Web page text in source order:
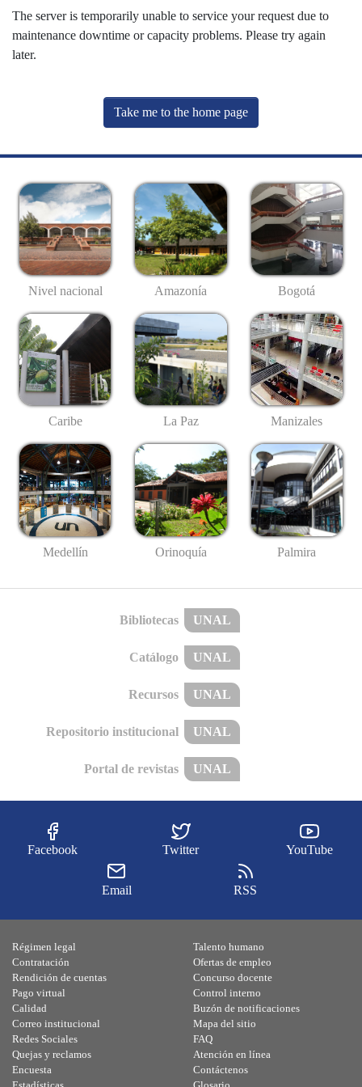
The server is temporarily unable to service your request due to
maintenance downtime or capacity problems. Please try again
later.
Take me to the home page
Nivel nacional Amazonía Bogotá
Caribe La Paz Manizales
Medellín Orinoquía Palmira
Bibliotecas UNAL
Catálogo UNAL
Recursos UNAL
Repositorio institucional UNAL
Portal de revistas UNAL
Facebook Twitter YouTube
Email RSS
Régimen legal
Contratación
Rendición de cuentas
Pago virtual
Calidad
Talento humano
Ofertas de empleo
Concurso docente
Control interno
Buzón de notificaciones
Correo institucional
Redes Sociales
Quejas y reclamos
Encuesta
Mapa del sitio
FAQ
Atención en línea
Contáctenos